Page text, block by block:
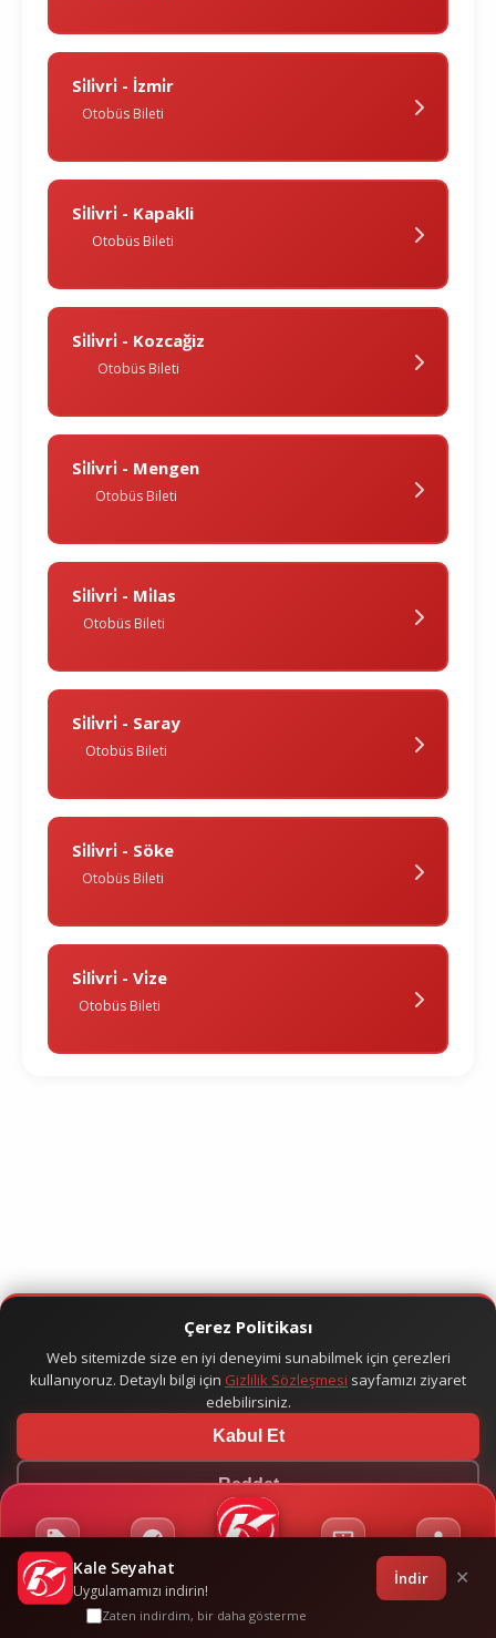
Si̇li̇vri̇ - İzmi̇r
Otobüs Bileti
Si̇li̇vri̇ - Kapakli
Otobüs Bileti
Si̇li̇vri̇ - Kozcağiz
Otobüs Bileti
Si̇li̇vri̇ - Mengen
Otobüs Bileti
Si̇li̇vri̇ - Mi̇las
Otobüs Bileti
Si̇li̇vri̇ - Saray
Otobüs Bileti
Si̇li̇vri̇ - Söke
Otobüs Bileti
Si̇li̇vri̇ - Vi̇ze
Otobüs Bileti
Kampanyalar Sponsorluklar Giriş
Çerez Politikası
Web sitemizde size en iyi deneyimi sunabilmek için çerezleri
kullanıyoruz. Detaylı bilgi için Gizlilik Sözleşmesi sayfamızı ziyaret
edebilirsiniz.
Kabul Et
Reddet
Kale Seyahat
Uygulamamızı indirin!
İndir ✕
Zaten indirdim, bir daha gösterme